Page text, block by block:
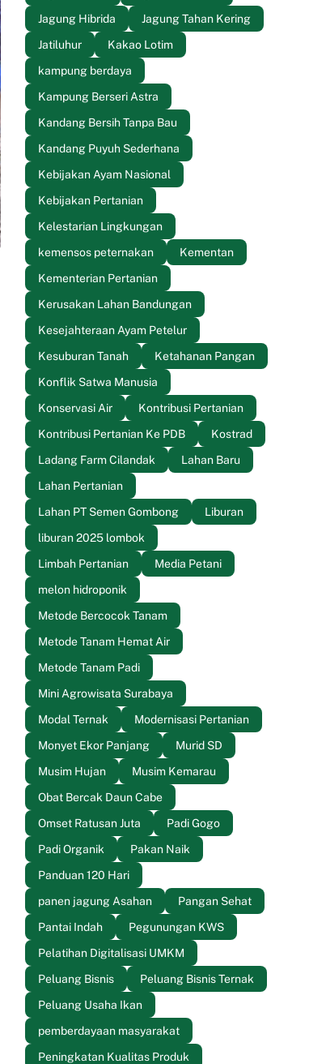
Jagung Hibrida
Jagung Tahan Kering
Jatiluhur
Kakao Lotim
kampung berdaya
Kampung Berseri Astra
Kandang Bersih Tanpa Bau
Kandang Puyuh Sederhana
Kebijakan Ayam Nasional
Kebijakan Pertanian
Kelestarian Lingkungan
kemensos peternakan
Kementan
Kementerian Pertanian
Kerusakan Lahan Bandungan
Kesejahteraan Ayam Petelur
Kesuburan Tanah
Ketahanan Pangan
Konflik Satwa Manusia
Konservasi Air
Kontribusi Pertanian
Kontribusi Pertanian Ke PDB
Kostrad
Ladang Farm Cilandak
Lahan Baru
Lahan Pertanian
Lahan PT Semen Gombong
Liburan
liburan 2025 lombok
Limbah Pertanian
Media Petani
melon hidroponik
Metode Bercocok Tanam
Metode Tanam Hemat Air
Metode Tanam Padi
Mini Agrowisata Surabaya
Modal Ternak
Modernisasi Pertanian
Monyet Ekor Panjang
Murid SD
Musim Hujan
Musim Kemarau
Obat Bercak Daun Cabe
Omset Ratusan Juta
Padi Gogo
Padi Organik
Pakan Naik
Panduan 120 Hari
panen jagung Asahan
Pangan Sehat
Pantai Indah
Pegunungan KWS
Pelatihan Digitalisasi UMKM
Peluang Bisnis
Peluang Bisnis Ternak
Peluang Usaha Ikan
pemberdayaan masyarakat
Peningkatan Kualitas Produk